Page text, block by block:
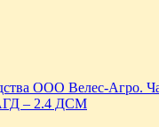
ООО Велес-Агро.
АГД – 2.4 ДСМ